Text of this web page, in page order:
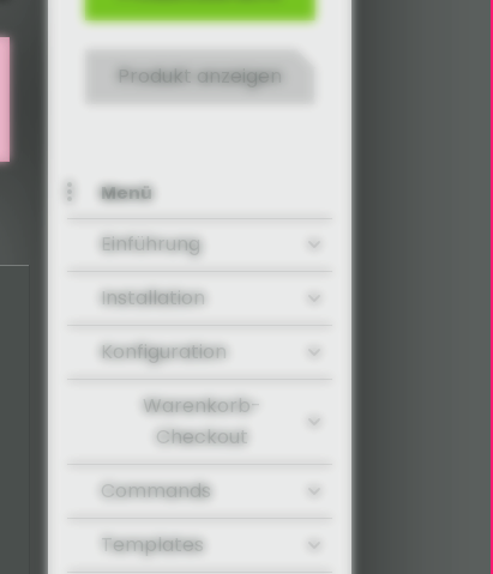
Produkt anzeigen
Menü
Einführung
Installation
Konfiguration
Warenkorb-
Checkout
Commands
Templates